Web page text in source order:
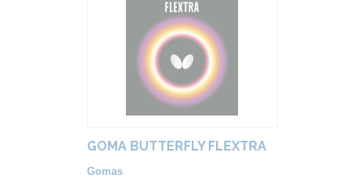
GOMA BUTTERFLY FLEXTRA
Gomas